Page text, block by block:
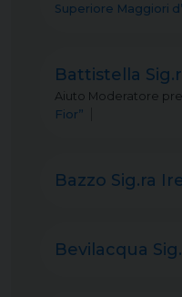
Superiore Maggiori
Battistella
Aiuto Moderatore
Fior”
Bazzo Sig.ra
Bevilacqua